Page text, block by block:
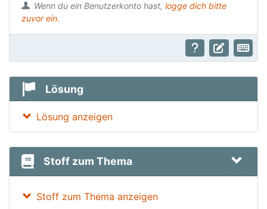
Wenn du ein Benutzerkonto hast, logge dich bitte
zuvor ein.
Lösung
Lösung anzeigen
Stoff zum Thema
Stoff zum Thema anzeigen